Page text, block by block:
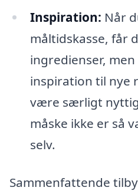
Inspiration: Når
måltidskasse, får
ingredienser,
inspiration til nye
være særligt
måske ikke er så
selv.
Sammenfattende